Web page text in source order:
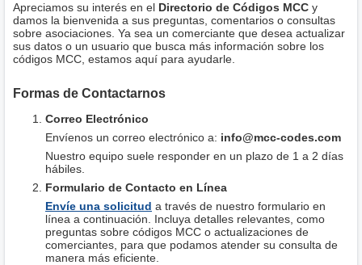
Apreciamos su interés en el Directorio de Códigos MCC y
damos la bienvenida a sus preguntas, comentarios o consultas
sobre asociaciones. Ya sea un comerciante que desea actualizar
sus datos o un usuario que busca más información sobre los
códigos MCC, estamos aquí para ayudarle.
Formas de Contactarnos
Correo Electrónico
Envíenos un correo electrónico a: info@mcc-codes.com
Nuestro equipo suele responder en un plazo de 1 a 2 días
hábiles.
Formulario de Contacto en Línea
Envíe una solicitud a través de nuestro formulario en
línea a continuación. Incluya detalles relevantes, como
preguntas sobre códigos MCC o actualizaciones de
comerciantes, para que podamos atender su consulta de
manera más eficiente.